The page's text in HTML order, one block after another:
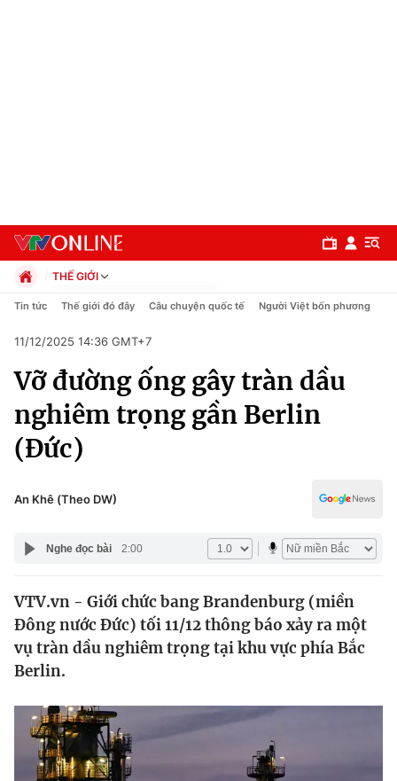
Chuyên mục
Chính trị
Xã hội
Pháp luật
Y tế
Thế giới
Tin tức
Thế giới đó đây
Câu chuyện quốc tế
Kinh tế
Thị trường
Góc doanh nghiệp
Dữ liệu và đời sống
Truyền hình
THẾ GIỚI
Chính trị
Pháp luật
Kinh tế
Thể thao
Truyền hình
Văn hóa - Giải trí
Y tế
Công nghệ
Tin tức Thế giới đó đây Câu chuyện quốc tế Người Việt bốn phương
11/12/2025 14:36 GMT+7
Vỡ đường ống gây tràn dầu
nghiêm trọng gần Berlin
(Đức)
An Khê (Theo DW)
Nghe đọc bài 2:00
VTV.vn - Giới chức bang Brandenburg (miền
Đông nước Đức) tối 11/12 thông báo xảy ra một
vụ tràn dầu nghiêm trọng tại khu vực phía Bắc
Berlin.